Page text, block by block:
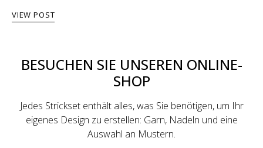
VIEW POST
BESUCHEN SIE UNSEREN ONLINE-
SHOP
Jedes Strickset enthält alles, was Sie benötigen, um Ihr
eigenes Design zu erstellen: Garn, Nadeln und eine
Auswahl an Mustern.